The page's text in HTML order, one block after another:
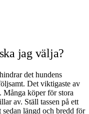
jag välja?
det hundens
Det viktigaste av
Många köper för stora
av. Ställ tassen på ett
längd och bredd för